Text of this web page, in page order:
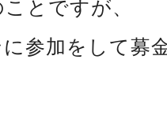
参加をして募